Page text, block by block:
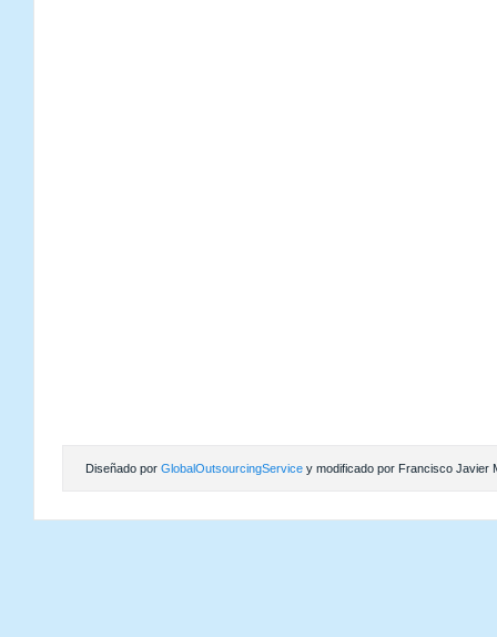
Diseñado por GlobalOutsourcingService y modificado por Francisco Javier